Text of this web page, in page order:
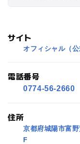
サイト
オフィシャル（
電話番号
0774-56-2660
住所
京都府城陽市富
F